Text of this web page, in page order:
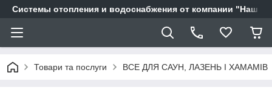
Системы отопления и водоснабжения от компании "Наш
Товари та послуги ВСЕ ДЛЯ САУН, ЛАЗЕНЬ І ХАМАМІВ